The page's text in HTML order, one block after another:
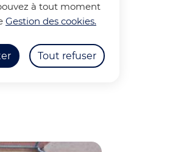
à tout moment
Gestion des cookies.
Tout refuser
PHOTOS
Zoom on image